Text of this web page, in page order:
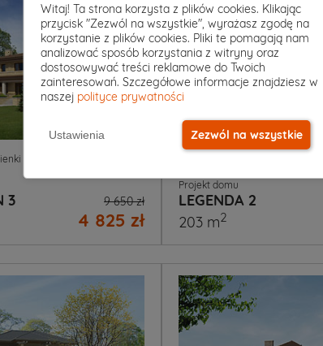
3 9 650 zł
4 825 zł
Projekt domu
LEGENDA 2
203 m2
Witaj! Ta strona korzysta z plików cookies. Klikając
przycisk "Zezwól na wszystkie", wyrażasz zgodę na
korzystanie z plików cookies. Pliki te pomagają nam
analizować sposób korzystania z witryny oraz
dostosowywać treści reklamowe do Twoich
zainteresowań. Szczegółowe informacje znajdziesz w
naszej polityce prywatności
Ustawienia Zezwól na wszystkie